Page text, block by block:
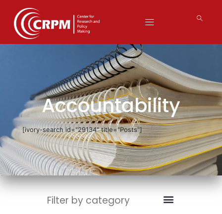
Accountability
[ivory-search id="29134" title="Posts"]
Filter by category